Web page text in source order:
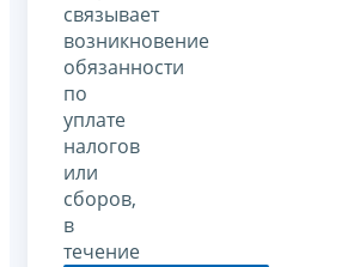
связывает
возникновение
обязанности
по
уплате
налогов
или
сборов,
в
течение